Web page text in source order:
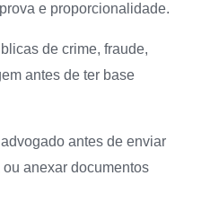
e proporcionalidade.
de crime, fraude,
antes de ter base
antes de enviar
anexar documentos